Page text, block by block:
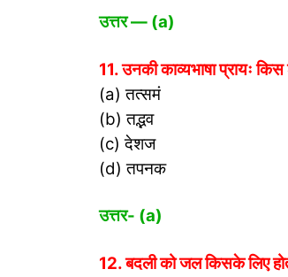
उत्तर— (a)
11. उनकी काव्यभाषा प्रायः किस
(a) तत्समं
(b) तद्भव
(c) देशज
(d) तपनक
उत्तर- (a)
12. बदली को जल किसके लिए